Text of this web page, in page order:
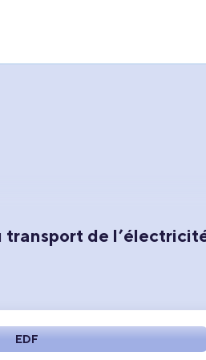
transport de
EDF